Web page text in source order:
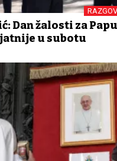
Dan žalosti za Papu
u subotu